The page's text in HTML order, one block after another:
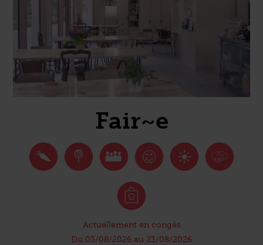
Fair~e
Actuellement en congés
Du 03/08/2026 au 23/08/2026